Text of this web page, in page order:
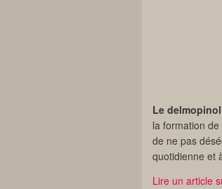
Le delmopinol
la formation
de ne pas
quotidienne et
Lire un article